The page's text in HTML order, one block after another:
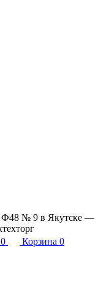
Ф48 № 9 в Якутске —
0 Корзина 0